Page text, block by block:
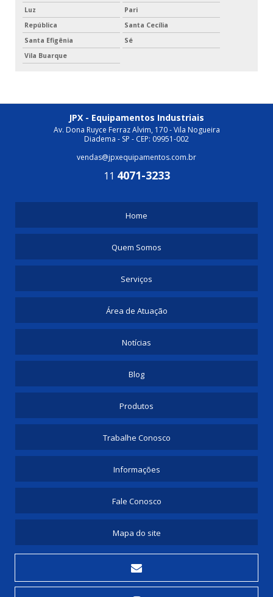
Luz
Pari
República
Santa Cecília
Santa Efigênia
Sé
Vila Buarque
JPX - Equipamentos Industriais
Av. Dona Ruyce Ferraz Alvim, 170 - Vila Nogueira
Diadema - SP - CEP: 09951-002
vendas@jpxequipamentos.com.br
11 4071-3233
Home
Quem Somos
Serviços
Área de Atuação
Notícias
Blog
Produtos
Trabalhe Conosco
Informações
Fale Conosco
Mapa do site